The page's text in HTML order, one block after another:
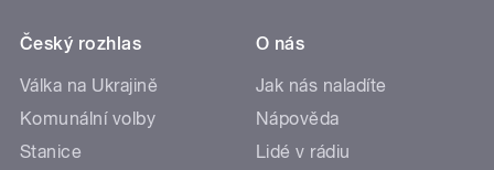
Český rozhlas
Válka na Ukrajině
Komunální volby
Stanice
O nás
Jak nás naladíte
Nápověda
Lidé v rádiu